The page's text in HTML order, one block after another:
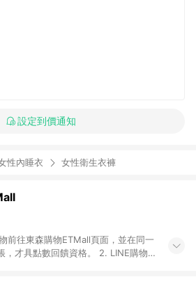
設定到價通知
性內睡衣 女性衛生衣褲
前往東森購物ETMall頁面，並在同一
，才具點數回饋資格。 2. LINE購物